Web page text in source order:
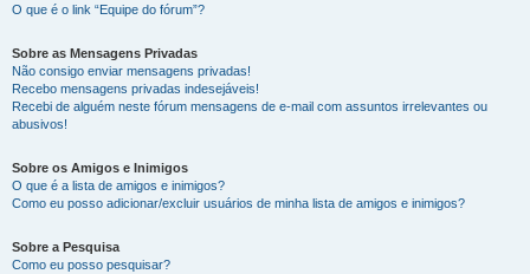
O que é o link “Equipe do fórum”?
Sobre as Mensagens Privadas
Não consigo enviar mensagens privadas!
Recebo mensagens privadas indesejáveis!
Recebi de alguém neste fórum mensagens de e-mail com assuntos irrelevantes ou
abusivos!
Sobre os Amigos e Inimigos
O que é a lista de amigos e inimigos?
Como eu posso adicionar/excluir usuários de minha lista de amigos e inimigos?
Sobre a Pesquisa
Como eu posso pesquisar?